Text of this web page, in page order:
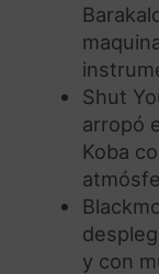
Shut
arropó
Koba
y con